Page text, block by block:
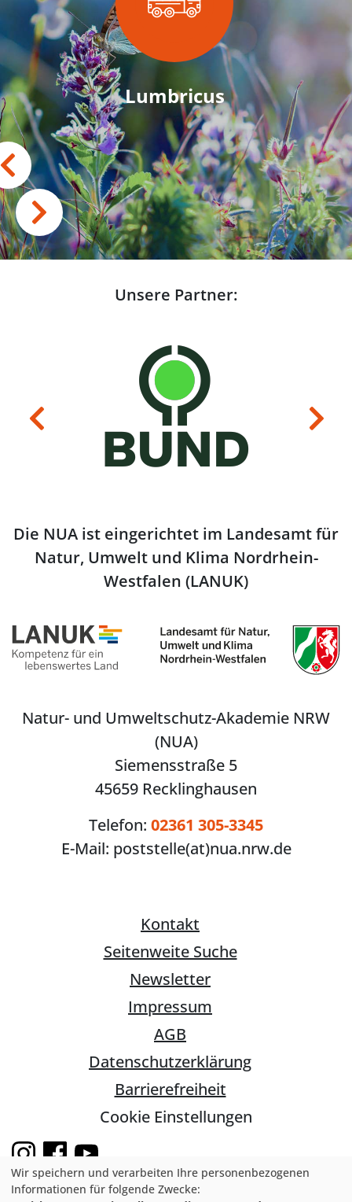
Lumbricus
Die NUA ist eingerichtet im Landesamt für
Natur, Umwelt und Klima Nordrhein-
Westfalen (LANUK)
Natur- und Umweltschutz-Akademie NRW
(NUA)
Siemensstraße 5
45659 Recklinghausen
Telefon: 02361 305-3345
E-Mail: poststelle(at)nua.nrw.de
Kontakt
Seitenweite Suche
Newsletter
Impressum
AGB
Datenschutzerklärung
Barrierefreiheit
Cookie Einstellungen
Unsere Partner:
Previous Next
Wir speichern und verarbeiten Ihre personenbezogenen
Informationen für folgende Zwecke: